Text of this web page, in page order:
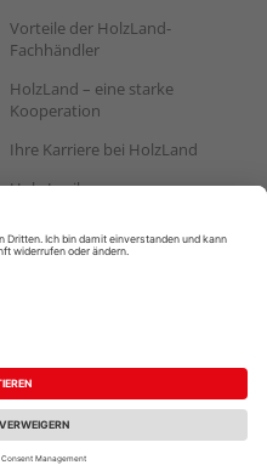
Vorteile der HolzLand-
Fachhändler
HolzLand – eine starke
Kooperation
Ihre Karriere bei HolzLand
Holz-Lexikon
Nutzungsbedingungen
Vertrag widerrufen